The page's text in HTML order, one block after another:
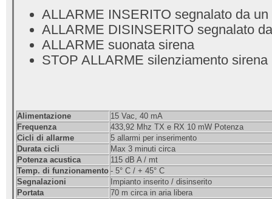
ALLARME INSERITO segnalato da
ALLARME DISINSERITO segnalato
ALLARME suonata sirena
STOP ALLARME silenziamento sirena
Alimentazione
15 Vac, 40 mA
Frequenza
433,92 Mhz TX e RX 10 mW Potenza
Cicli di allarme
5 allarmi per inserimento
Durata cicli
Max 3 minuti circa
Potenza acustica
115 dB A / mt
Temp. di funzionamento - 5° C / + 45° C
Segnalazioni
Impianto inserito / disinserito
Portata
70 m circa in aria libera